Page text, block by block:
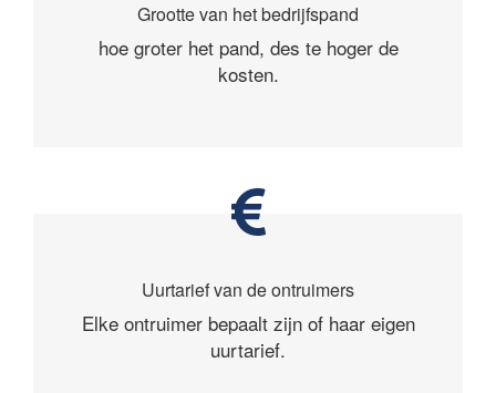
Grootte van het bedrijfspand
hoe groter het pand, des te hoger de
kosten.
Uurtarief van de ontruimers
Elke ontruimer bepaalt zijn of haar eigen
uurtarief.